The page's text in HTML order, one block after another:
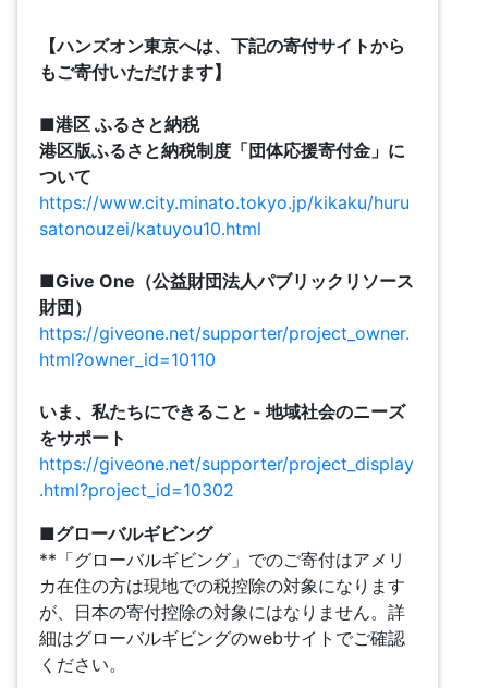
【ハンズオン東京へは、下記の寄付サイトから
もご寄付いただけます】
■港区 ふるさと納税
港区版ふるさと納税制度「団体応援寄付金」に
ついて
https://www.city.minato.tokyo.jp/kikaku/huru
satonouzei/katuyou10.html
■Give One（公益財団法人パブリックリソース
財団）
https://giveone.net/supporter/project_owner.
html?owner_id=10110
いま、私たちにできること - 地域社会のニーズ
をサポート
https://giveone.net/supporter/project_display
.html?project_id=10302
■グローバルギビング
**「グローバルギビング」でのご寄付はアメリ
カ在住の方は現地での税控除の対象になります
が、日本の寄付控除の対象にはなりません。詳
細はグローバルギビングのwebサイトでご確認
ください。